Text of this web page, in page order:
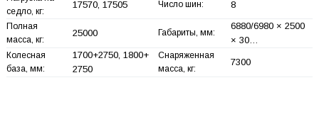
седло, кг:
17570, 17505 Число шин: 8
Полная
масса, кг:
25000 Габариты, мм:
6880/6980 × 2500
× 30…
Колесная
база, мм:
1700+2750, 1800+
2750
Снаряженная
масса, кг:
7300